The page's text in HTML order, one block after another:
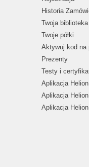
Historia
Twoja biblioteka
Twoje półki
Aktywuj kod na
Prezenty
Testy i
Aplikacja
Aplikacja
Aplikacja